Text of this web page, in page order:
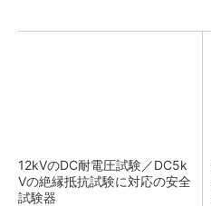
12kVのDC耐電圧試験／DC5k
Vの絶縁抵抗試験に対応の安全
試験器